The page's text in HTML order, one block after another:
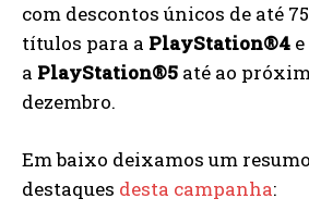
com descontos únicos de até
títulos para a PlayStation®4
a PlayStation®5 até ao
dezembro.
Em baixo deixamos um
destaques desta campanha: